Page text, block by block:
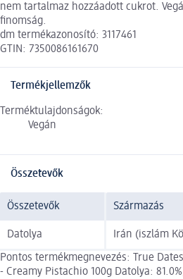
nem tartalmaz hozzáadott cukrot.
finomság.
dm termékazonosító: 3117461
GTIN: 7350086161670
Termékjellemzők
Terméktulajdonságok:
Vegán
Összetevők
Összetevők Származás
Datolya Irán (iszlám
Pontos termékmegnevezés: True
- Creamy Pistachio 100g Datolya: